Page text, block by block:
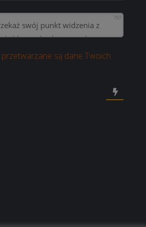
750
są dane Twoich